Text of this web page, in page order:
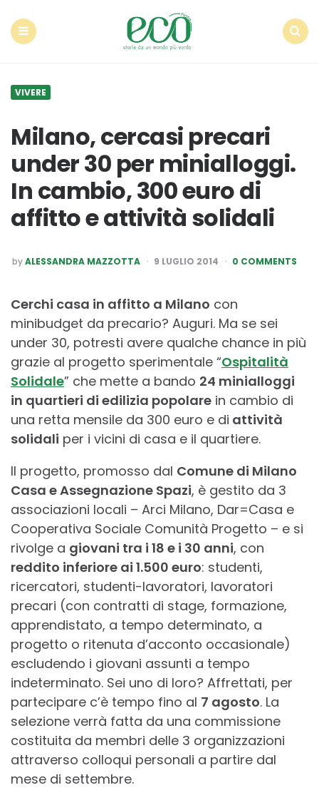
VIVERE
Milano, cercasi precari
under 30 per minialloggi.
In cambio, 300 euro di
affitto e attività solidali
POSTED
BY
byALESSANDRA MAZZOTTA 9 LUGLIO 2014 0 COMMENTS
Cerchi casa in affitto a Milano con
minibudget da precario? Auguri. Ma se sei
under 30, potresti avere qualche chance in più
grazie al progetto sperimentale “Ospitalità
Solidale” che mette a bando 24 minialloggi
in quartieri di edilizia popolare in cambio di
una retta mensile da 300 euro e di attività
solidali per i vicini di casa e il quartiere.
Il progetto, promosso dal Comune di Milano
Casa e Assegnazione Spazi, è gestito da 3
associazioni locali – Arci Milano, Dar=Casa e
Cooperativa Sociale Comunità Progetto – e si
rivolge a giovani tra i 18 e i 30 anni, con
reddito inferiore ai 1.500 euro: studenti,
ricercatori, studenti-lavoratori, lavoratori
precari (con contratti di stage, formazione,
apprendistato, a tempo determinato, a
progetto o ritenuta d’acconto occasionale)
escludendo i giovani assunti a tempo
indeterminato. Sei uno di loro? Affrettati, per
partecipare c’è tempo fino al 7 agosto. La
selezione verrà fatta da una commissione
costituita da membri delle 3 organizzazioni
attraverso colloqui personali a partire dal
mese di settembre.